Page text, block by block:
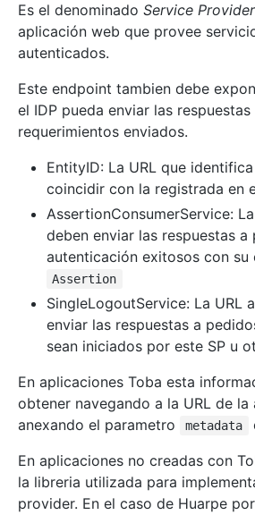
Es el denominado Service Provider
aplicación web que provee
autenticados.
Este endpoint tambien debe
el IDP pueda enviar las respuestas
requerimientos enviados.
EntityID: La URL que
coincidir con la registrada en
AssertionConsumerService:
deben enviar las respuestas a
autenticación exitosos con su
Assertion
SingleLogoutService: La URL
enviar las respuestas a
sean iniciados por este SP u
En aplicaciones Toba esta
obtener navegando a la URL de
anexando el parametro
metadata
En aplicaciones no creadas con
la libreria utilizada para
provider. En el caso de Huarpe